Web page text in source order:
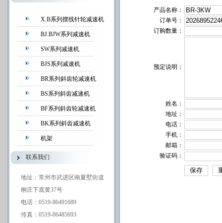
X.B系列摆线针轮减速机
BJ.BJW系列减速机
SW系列减速机
BJS系列减速机
BR系列斜齿轮减速机
BS系列斜齿减速机
BF系列斜齿轮减速机
BK系列斜齿减速机
机架
联系我们
地址：常州市武进区南夏墅街道
桐庄下底黄37号
电话：0519-86491689
传真：0519-86485693
产品名称：
订单号：
订购数量：
预定说明：
姓名：
地址：
电话：
手机：
邮箱：
验证码：